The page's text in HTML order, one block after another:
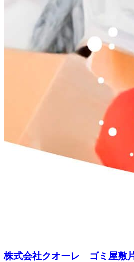
株式会社クオーレ ゴミ屋敷